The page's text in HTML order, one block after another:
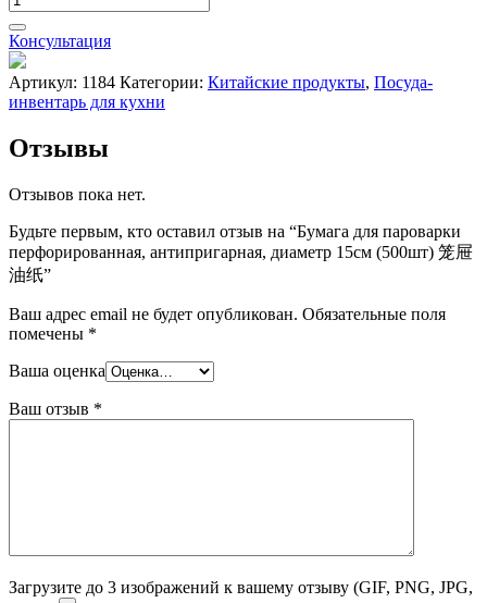
Консультация
Артикул: 1184 Категории: Китайские продукты, Посуда-
инвентарь для кухни
Отзывы
Отзывов пока нет.
Будьте первым, кто оставил отзыв на “Бумага для пароварки
перфорированная, антипригарная, диаметр 15см (500шт) 笼屉
油纸”
Ваш адрес email не будет опубликован. Обязательные поля
помечены *
Ваша оценка
Ваш отзыв *
Загрузите до 3 изображений к вашему отзыву (GIF, PNG, JPG,